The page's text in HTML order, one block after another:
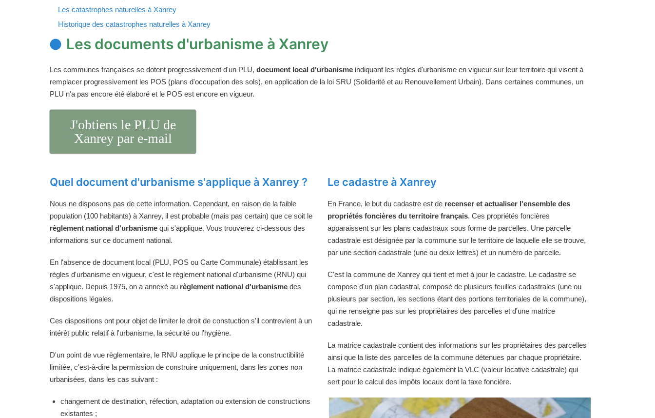
Les catastrophes naturelles à Xanrey
Historique des catastrophes naturelles à Xanrey
Les documents d'urbanisme à Xanrey
Les communes françaises se dotent progressivement d'un PLU, document local d'urbanisme indiquant les règles d'urbanisme en vigueur sur leur territoire qui visent à
remplacer progressivement les POS (plans d'occupation des sols), en application de la loi SRU (Solidarité et au Renouvellement Urbain). Dans certaines communes, un
PLU n'a pas encore été élaboré et le POS est encore en vigueur.
J'obtiens le PLU de
Xanrey par e-mail
Quel document d'urbanisme s'applique à Xanrey ?
Nous ne disposons pas de cette information. Cependant, en raison de la faible
population (100 habitants) à Xanrey, il est probable (mais pas certain) que ce soit le
règlement national d'urbanisme qui s'applique. Vous trouverez ci-dessous des
informations sur ce document national.
En l'absence de document local (PLU, POS ou Carte Communale) établissant les
règles d'urbanisme en vigueur, c'est le règlement national d'urbanisme (RNU) qui
s'applique. Depuis 1975, on a annexé au règlement national d'urbanisme des
dispositions légales.
Ces dispositions ont pour objet de limiter le droit de constuction s'il contrevient à un
intérêt public relatif à l'urbanisme, la sécurité ou l'hygiène.
D'un point de vue règlementaire, le RNU applique le principe de la constructibilité
limitée, c'est-à-dire la permission de construire uniquement, dans les zones non
urbanisées, dans les cas suivant :
changement de destination, réfection, adaptation ou extension de constructions
existantes ;
Le cadastre à Xanrey
En France, le but du cadastre est de recenser et actualiser l'ensemble des
propriétés foncières du territoire français. Ces propriétés foncières
apparaissent sur les plans cadastraux sous forme de parcelles. Une parcelle
cadastrale est désignée par la commune sur le territoire de laquelle elle se trouve,
par une section cadastrale (une ou deux lettres) et un numéro de parcelle.
C'est la commune de Xanrey qui tient et met à jour le cadastre. Le cadastre se
compose d'un plan cadastral, composé de plusieurs feuilles cadastrales (une ou
plusieurs par section, les sections étant des portions territoriales de la commune),
qui ne renseigne pas sur les propriétaires des parcelles et d'une matrice
cadastrale.
La matrice cadastrale contient des informations sur les propriétaires des parcelles
ainsi que la liste des parcelles de la commune détenues par chaque propriétaire.
La matrice cadastrale indique également la VLC (valeur locative cadastrale) qui
sert pour le calcul des impôts locaux dont la taxe foncière.